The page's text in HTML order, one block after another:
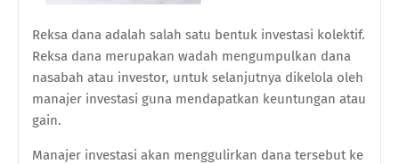
Reksa dana adalah salah satu bentuk investasi kolektif.
Reksa dana merupakan wadah mengumpulkan dana
nasabah atau investor, untuk selanjutnya dikelola oleh
manajer investasi guna mendapatkan keuntungan atau
gain.
Manajer investasi akan menggulirkan dana tersebut ke